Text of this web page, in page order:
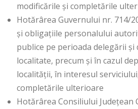
modificările și completările
Hotărârea Guvernului nr. 714/
și obligațiile personalului
publice pe perioada delegării și
localitate, precum și în cazul
localității, în interesul
completările ulterioare
Hotărârea Consiliului Județean